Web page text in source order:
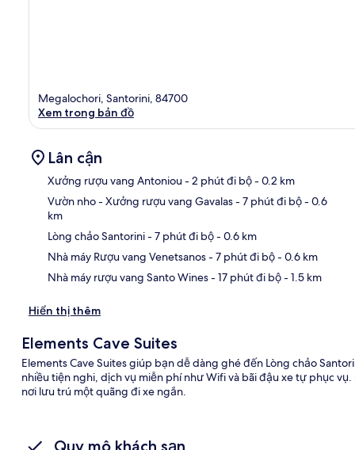
Megalochori, Santorini, 84700
Xem trong bản đồ
Lân cận
Xưởng rượu vang Antoniou- 2 phút đi bộ- 0.2 km
Vườn nho - Xưởng rượu vang Gavalas- 7 phút đi bộ- 0.6
km
Lòng chảo Santorini- 7 phút đi bộ- 0.6 km
Nhà máy Rượu vang Venetsanos- 7 phút đi bộ- 0.6 km
Nhà máy rượu vang Santo Wines- 17 phút đi bộ- 1.5 km
Hiển thị thêm
Elements Cave Suites
Elements Cave Suites giúp bạn dễ dàng ghé đến Lòng chảo
nhiều tiện nghi, dịch vụ miễn phí như Wifi và bãi đậu xe tự phục
nơi lưu trú một quãng đi xe ngắn.
Quy mô khách sạn